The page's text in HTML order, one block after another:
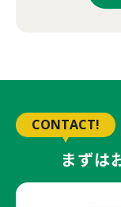
CONTACT!
まずは